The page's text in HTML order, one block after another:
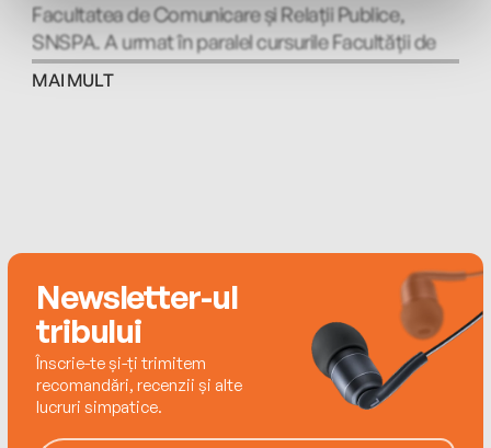
Facultatea de Comunicare și Relații Publice,
SNSPA. A urmat în paralel cursurile Facultății de
Jurnalism și Științele Comunicării și pe cele ale
Facultății de Istorie, specializându-se în
pisici tărcate, cu ochi șpanchi, pe nume Olenka.
MAI MULT
Newsletter-ul
tribului
Înscrie-te și-ți trimitem
recomandări, recenzii și alte
lucruri simpatice.